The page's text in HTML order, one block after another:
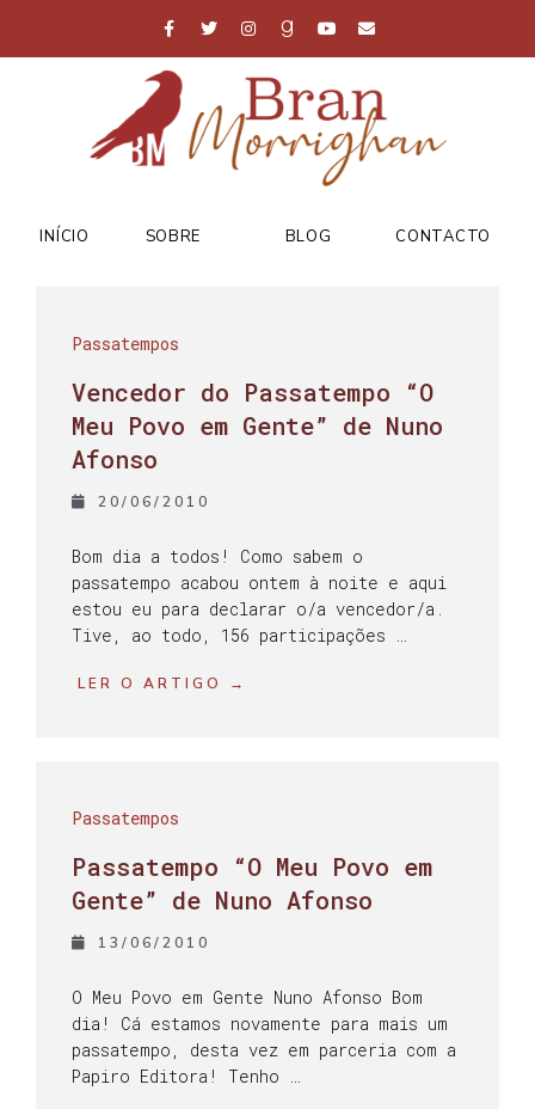
INÍCIO SOBRE BLOG CONTACTO
Passatempos
Vencedor do Passatempo “O
Meu Povo em Gente” de Nuno
Afonso
20/06/2010
Bom dia a todos! Como sabem o
passatempo acabou ontem à noite e aqui
estou eu para declarar o/a vencedor/a.
Tive, ao todo, 156 participações …
LER O ARTIGO →
Passatempos
Passatempo “O Meu Povo em
Gente” de Nuno Afonso
13/06/2010
O Meu Povo em Gente Nuno Afonso Bom
dia! Cá estamos novamente para mais um
passatempo, desta vez em parceria com a
Papiro Editora! Tenho …